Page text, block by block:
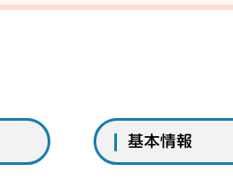
基本情報